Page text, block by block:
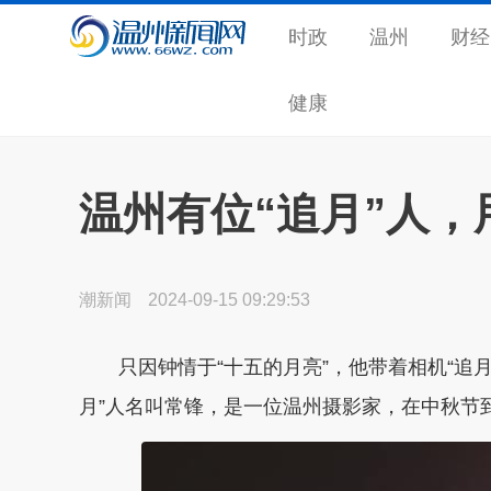
时政 温州 财经
健康
温州有位“追月”人
潮新闻 2024-09-15 09:29:53
只因钟情于“十五的月亮”，他带着相机“追
月”人名叫常锋，是一位温州摄影家，在中秋